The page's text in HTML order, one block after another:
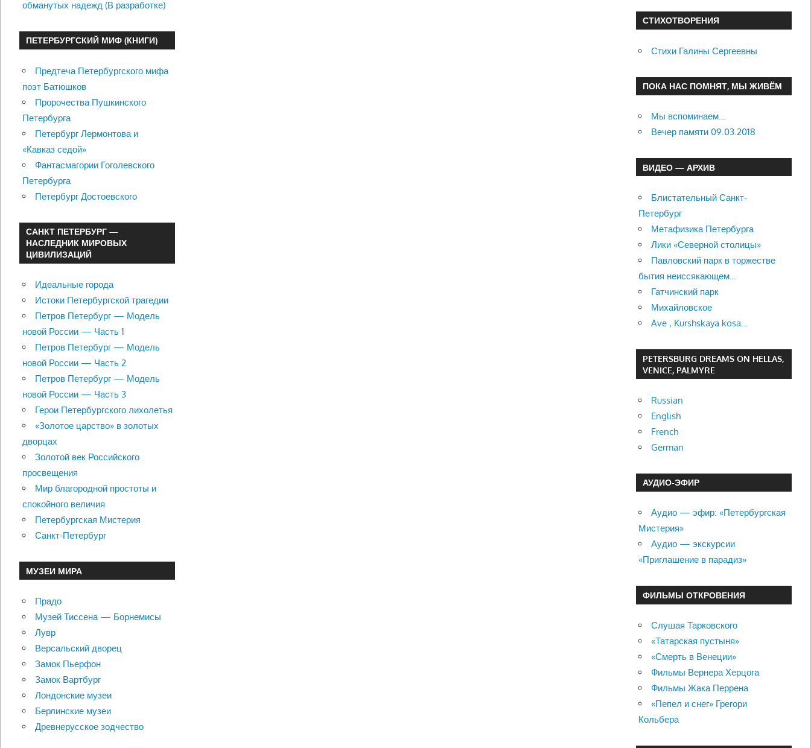
обманутых надежд (В разработке)
ПЕТЕРБУРГСКИЙ МИФ (КНИГИ)
Предтеча Петербургского мифа
поэт Батюшков
Пророчества Пушкинского
Петербурга
Петербург Лермонтова и
«Кавказ седой»
Фантасмагории Гоголевского
Петербурга
Петербург Достоевского
САНКТ ПЕТЕРБУРГ —
НАСЛЕДНИК МИРОВЫХ
ЦИВИЛИЗАЦИЙ
Идеальные города
Истоки Петербургской трагедии
Петров Петербург — Модель
новой России — Часть 1
Петров Петербург — Модель
новой России — Часть 2
Петров Петербург — Модель
новой России — Часть 3
Герои Петербургского лихолетья
«Золотое царство» в золотых
дворцах
Золотой век Российского
просвещения
Мир благородной простоты и
спокойного величия
Петербургская Мистерия
Санкт-Петербург
МУЗЕИ МИРА
Прадо
Музей Тиссена — Борнемисы
Лувр
Версальский дворец
Замок Пьерфон
Замок Вартбург
Лондонские музеи
Берлинские музеи
Древнерусское зодчество
СТИХОТВОРЕНИЯ
Стихи Галины Сергеевны
ПОКА НАС ПОМНЯТ, МЫ ЖИВЁМ
Мы вспоминаем…
Вечер памяти 09.03.2018
ВИДЕО — АРХИВ
Блистательный Санкт-
Петербург
Метафизика Петербурга
Лики «Северной столицы»
Павловский парк в торжестве
бытия неиссякающем…
Гатчинский парк
Михайловское
Ave , Kurshskaya kosa…
PETERSBURG DREAMS ON HELLAS,
VENICE, PALMYRE
Russian
English
French
German
АУДИО-ЭФИР
Аудио — эфир: «Петербургская
Мистерия»
Аудио — экскурсии
«Приглашение в парадиз»
ФИЛЬМЫ ОТКРОВЕНИЯ
Слушая Тарковского
«Татарская пустыня»
«Смерть в Венеции»
Фильмы Вернера Херцога
Фильмы Жака Перрена
«Пепел и снег» Грегори
Кольбера